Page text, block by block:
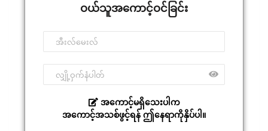
ဝယ်သူအကောင့်ဝင်ခြင်း
အကောင့်မရှိသေးပါက
အကောင့်အသစ်ဖွင့်ရန် ဤနေရာကိုနှိပ်ပါ။